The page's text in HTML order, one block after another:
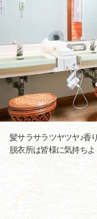
髪サラサラツヤツヤ♪香
脱衣所は皆様に気持ち